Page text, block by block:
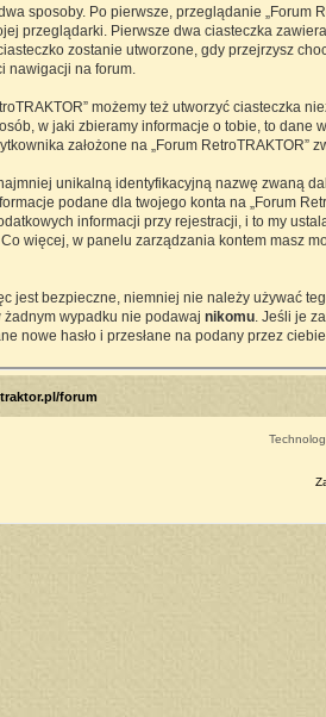
sposoby. Po pierwsze, przeglądanie
przeglądarki. Pierwsze dwa ciasteczka
zostanie utworzone, gdy przejrzysz
nawigacji na forum.
możemy też utworzyć ciasteczka
w jaki zbieramy informacje o tobie, to dane
założone na „Forum
unikalną identyfikacyjną nazwę zwaną
podane dla twojego konta na „Forum
informacji przy rejestracji, i to my
więcej, w panelu zarządzania kontem masz
jest bezpieczne, niemniej nie należy używać
żadnym wypadku nie podawaj nikomu. Jeśli je
nowe hasło i przesłane na podany przez
forum